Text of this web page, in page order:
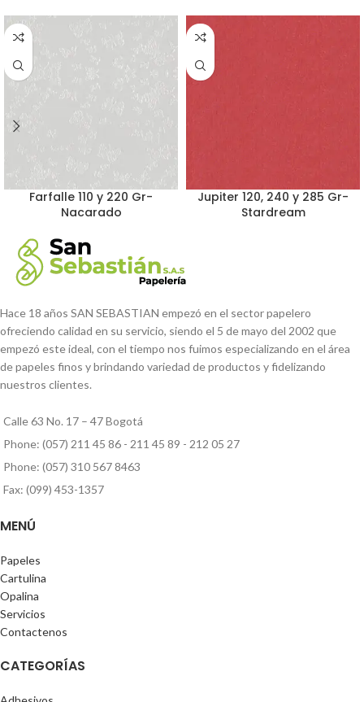
Farfalle 110 y 220 Gr-
Nacarado
Jupiter 120, 240 y 285 Gr-
Stardream
Hace 18 años SAN SEBASTIAN empezó en el sector papelero
ofreciendo calidad en su servicio, siendo el 5 de mayo del 2002 que
empezó este ideal, con el tiempo nos fuimos especializando en el área
de papeles finos y brindando variedad de productos y fidelizando
nuestros clientes.
Calle 63 No. 17 – 47 Bogotá
Phone: (057) 211 45 86 - 211 45 89 - 212 05 27
Phone: (057) 310 567 8463
Fax: (099) 453-1357
MENÚ
Papeles
Cartulina
Opalina
Servicios
Contactenos
CATEGORÍAS